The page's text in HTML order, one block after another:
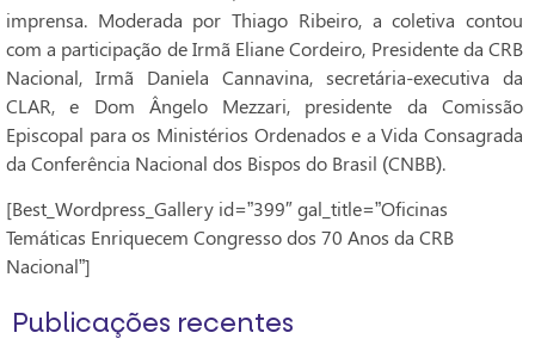
imprensa. Moderada por Thiago Ribeiro, a coletiva contou
com a participação de Irmã Eliane Cordeiro, Presidente da CRB
Nacional, Irmã Daniela Cannavina, secretária-executiva da
CLAR, e Dom Ângelo Mezzari, presidente da Comissão
Episcopal para os Ministérios Ordenados e a Vida Consagrada
da Conferência Nacional dos Bispos do Brasil (CNBB).
[Best_Wordpress_Gallery id=”399″ gal_title=”Oficinas
Temáticas Enriquecem Congresso dos 70 Anos da CRB
Nacional”]
Publicações recentes